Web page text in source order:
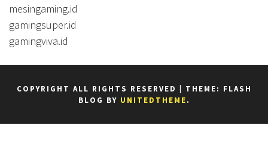
mesingaming.id
gamingsuper.id
gamingviva.id
COPYRIGHT ALL RIGHTS RESERVED
THEME: FLASH
BLOG BY UNITEDTHEME.